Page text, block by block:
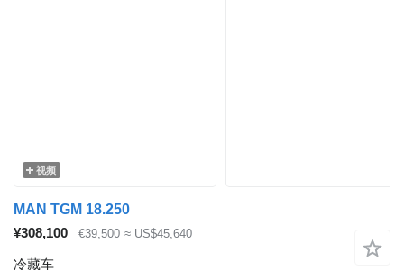
视频
MAN TGM 18.250
¥308,100
€39,500 ≈ US$45,640
冷藏车